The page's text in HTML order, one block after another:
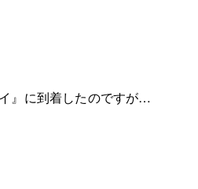
』に到着したのですが…